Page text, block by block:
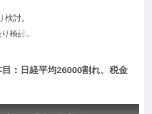
検討。
検討。
：日経平均26000割れ、税金